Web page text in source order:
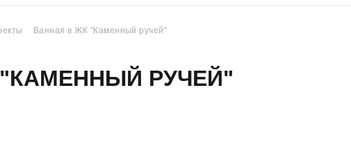
Ванная в ЖК "Каменный ручей"
РУЧЕЙ"